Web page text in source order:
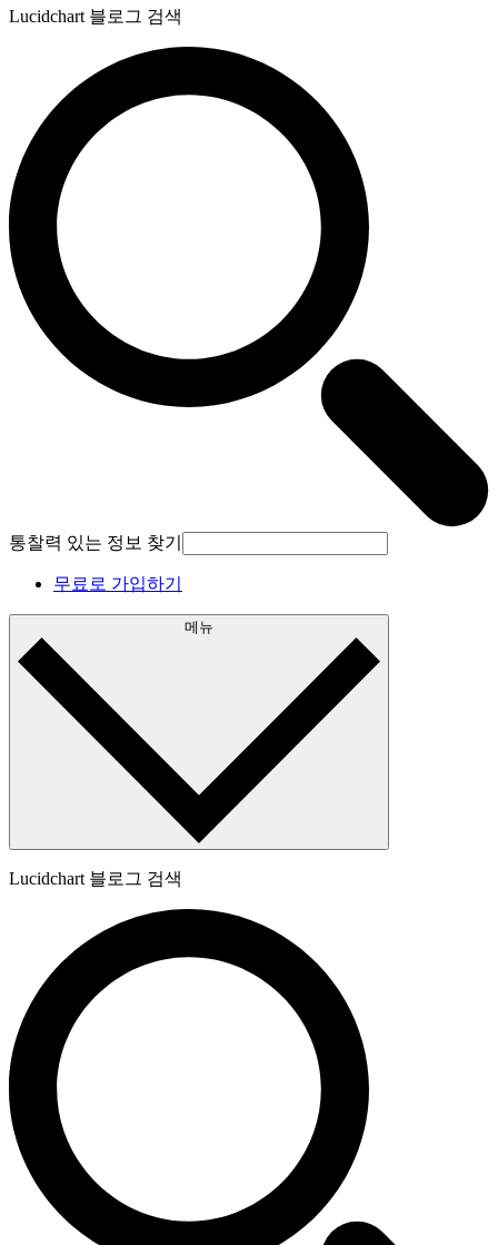
Lucidchart 블로그 검색
통찰력 있는 정보 찾기
무료로 가입하기
메뉴
Lucidchart 블로그 검색